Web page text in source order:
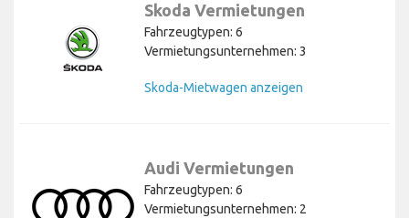
Skoda Vermietungen
Fahrzeugtypen: 6
Vermietungsunternehmen: 3
Skoda-Mietwagen anzeigen
Audi Vermietungen
Fahrzeugtypen: 6
Vermietungsunternehmen: 2